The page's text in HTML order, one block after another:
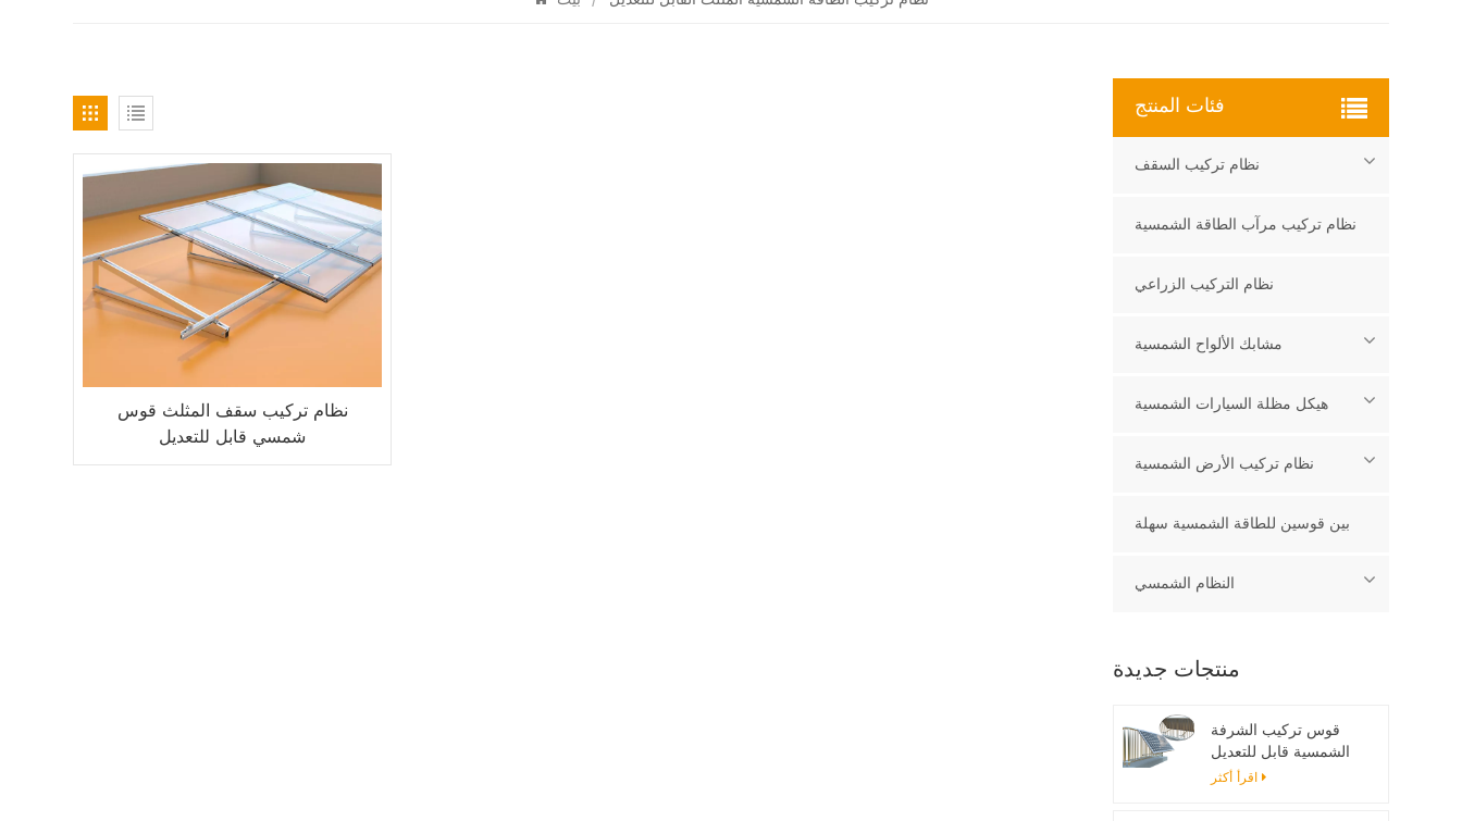
نظام تركيب سقف المثلث قوس
شمسي قابل للتعديل
فئات المنتج
نظام تركيب السقف
نظام تركيب مرآب الطاقة الشمسية
نظام التركيب الزراعي
مشابك الألواح الشمسية
هيكل مظلة السيارات الشمسية
نظام تركيب الأرض الشمسية
بين قوسين للطاقة الشمسية سهلة
النظام الشمسي
منتجات جديدة
قوس تركيب الشرفة
الشمسية قابل للتعديل
اقرأ أكثر